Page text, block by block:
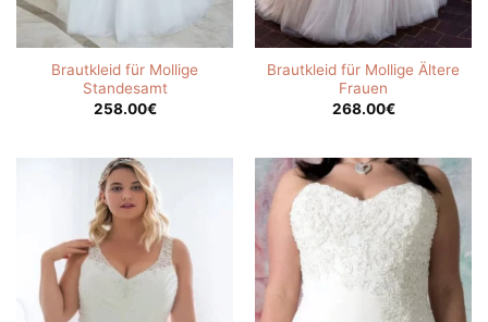
Brautkleid für Mollige
Standesamt
258.00€
Brautkleid für Mollige Ältere
Frauen
268.00€